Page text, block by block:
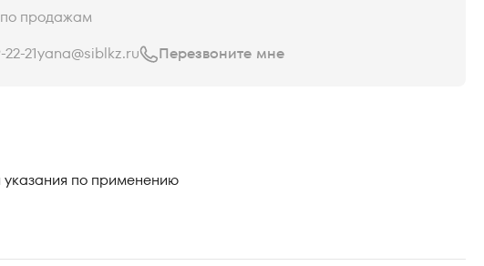
продажам
21yana@siblkz.ru Перезвоните мне
указания по применению